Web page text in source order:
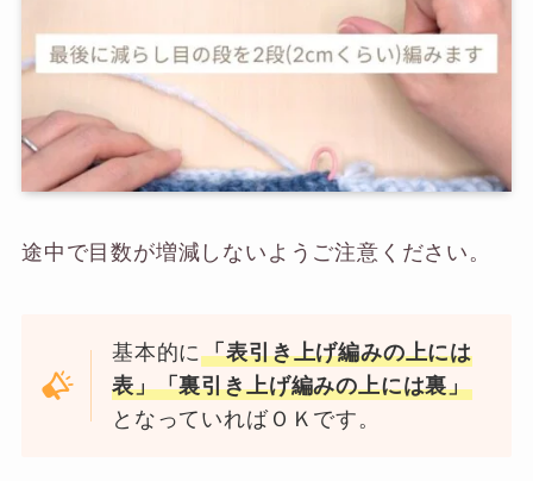
途中で目数が増減しないようご注意ください。
基本的に「表引き上げ編みの上には
表」「裏引き上げ編みの上には裏」
となっていればＯＫです。